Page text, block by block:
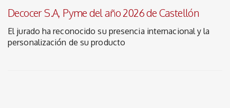
Decocer S.A, Pyme del año 2026 de Castellón
El jurado ha reconocido su presencia internacional y la
personalización de su producto